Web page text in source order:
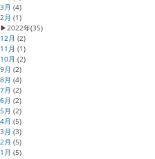
3月 (4)
2月 (1)
▶2022年(35)
12月 (2)
11月 (1)
10月 (2)
9月 (2)
8月 (4)
7月 (2)
6月 (2)
5月 (2)
4月 (5)
3月 (3)
2月 (5)
1月 (5)